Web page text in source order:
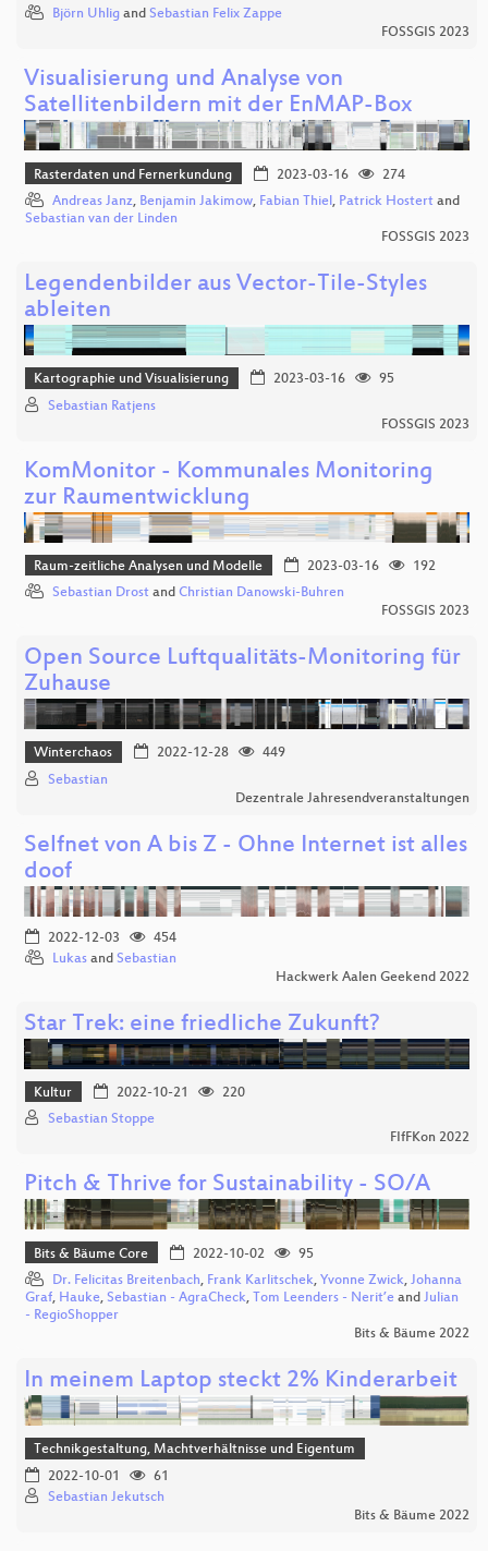
Björn Uhlig and Sebastian Felix Zappe
FOSSGIS 2023
Visualisierung und Analyse von
Satellitenbildern mit der EnMAP-Box
Rasterdaten und Fernerkundung 2023-03-16
274
Andreas Janz, Benjamin Jakimow, Fabian Thiel, Patrick Hostert and
Sebastian van der Linden
FOSSGIS 2023
Legendenbilder aus Vector-Tile-Styles
ableiten
Kartographie und Visualisierung 2023-03-16
95
Sebastian Ratjens
FOSSGIS 2023
KomMonitor - Kommunales Monitoring
zur Raumentwicklung
Raum-zeitliche Analysen und Modelle 2023-03-16
192
Sebastian Drost and Christian Danowski-Buhren
FOSSGIS 2023
Open Source Luftqualitäts-Monitoring für
Zuhause
Winterchaos 2022-12-28
449
Sebastian
Dezentrale Jahresendveranstaltungen
Selfnet von A bis Z - Ohne Internet ist alles
doof
2022-12-03
454
Lukas and Sebastian
Hackwerk Aalen Geekend 2022
Star Trek: eine friedliche Zukunft?
Kultur 2022-10-21
220
Sebastian Stoppe
FIfFKon 2022
Pitch & Thrive for Sustainability - SO/A
Bits & Bäume Core 2022-10-02
95
Dr. Felicitas Breitenbach, Frank Karlitschek, Yvonne Zwick, Johanna
Graf, Hauke, Sebastian - AgraCheck, Tom Leenders - Nerit’e and Julian
- RegioShopper
Bits & Bäume 2022
In meinem Laptop steckt 2% Kinderarbeit
Technikgestaltung, Machtverhältnisse und Eigentum
2022-10-01
61
Sebastian Jekutsch
Bits & Bäume 2022